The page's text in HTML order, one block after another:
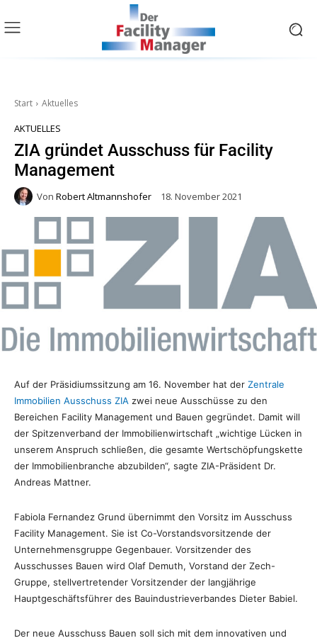
Start Aktuelles
AKTUELLES
ZIA gründet Ausschuss für Facility
Management
Von Robert Altmannshofer 18. November 2021
Auf der Präsidiumssitzung am 16. November hat der Zentrale
Immobilien Ausschuss ZIA zwei neue Ausschüsse zu den
Bereichen Facility Management und Bauen gegründet. Damit will
der Spitzenverband der Immobilienwirtschaft „wichtige Lücken in
unserem Anspruch schließen, die gesamte Wertschöpfungskette
der Immobilienbranche abzubilden“, sagte ZIA-Präsident Dr.
Andreas Mattner.
Fabiola Fernandez Grund übernimmt den Vorsitz im Ausschuss
Facility Management. Sie ist Co-Vorstandsvorsitzende der
Unternehmensgruppe Gegenbauer. Vorsitzender des
Ausschusses Bauen wird Olaf Demuth, Vorstand der Zech-
Gruppe, stellvertretender Vorsitzender der langjährige
Hauptgeschäftsführer des Bauindustrieverbandes Dieter Babiel.
Der neue Ausschuss Bauen soll sich mit dem innovativen und